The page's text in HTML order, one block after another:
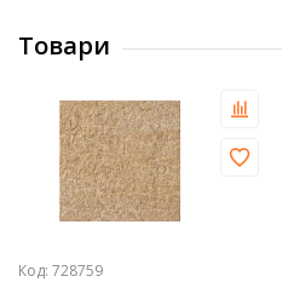
Товари
Код: 728759